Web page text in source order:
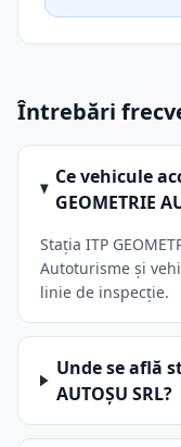
Întrebări
Ce vehicule
GEOMETRIE
Stația ITP
Autoturisme și
linie de inspecție.
Unde se află
AUTOŞU SRL?